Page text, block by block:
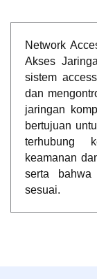
Network
Akses
sistem
dan
jaringan
bertujuan
terhubung
keamanan
serta
sesuai.